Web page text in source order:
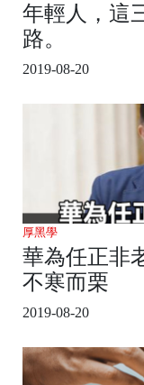
年輕人，這
路。
2019-08-20
厚黑學
華為任正非
不寒而栗
2019-08-20